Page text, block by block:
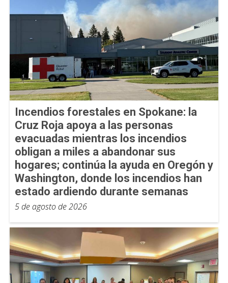
Incendios forestales en Spokane: la
Cruz Roja apoya a las personas
evacuadas mientras los incendios
obligan a miles a abandonar sus
hogares; continúa la ayuda en Oregón y
Washington, donde los incendios han
estado ardiendo durante semanas
5 de agosto de 2026